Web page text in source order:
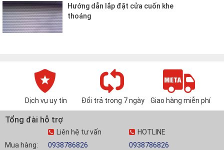
Hướng dẫn lắp đặt cửa cuốn khe
thoáng
Dịch vụ uy tín Đổi trả trong 7 ngày Giao hàng miễn phí
Tổng đài hỗ trợ
Mua hàng:
Liên hệ tư vấn
0938786826
HOTLINE
0938786826